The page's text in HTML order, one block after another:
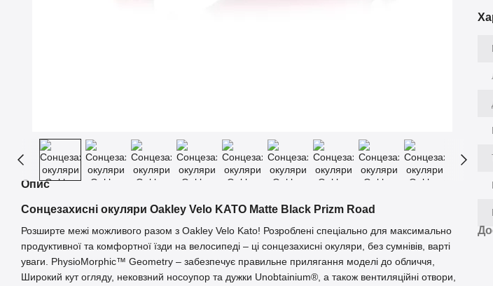
Опис
Сонцезахисні окуляри Oakley Velo KATO Matte Black Prizm Road
Розширте межі можливого разом з Oakley Velo Kato! Розроблені спеціально для максимально
продуктивної та комфортної їзди на велосипеді – ці сонцезахисні окуляри, без сумнівів, варті
уваги. PhysioMorphic™ Geometry – забезпечує правильне прилягання моделі до обличчя,
Широкий кут огляду, нековзний носоупор та дужки Unobtainium®, а також вентиляційні отвори,